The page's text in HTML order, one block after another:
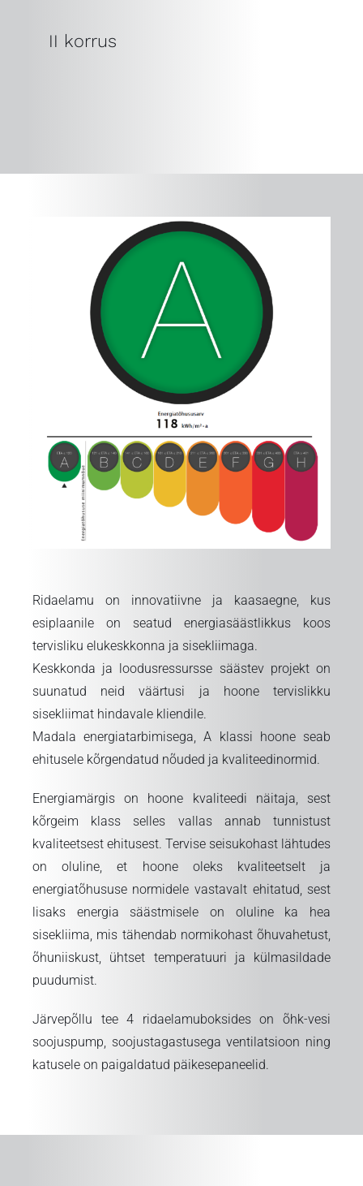
II korrus
Ridaelamu on innovatiivne ja kaasaegne, kus
esiplaanile on seatud energiasäästlikkus koos
tervisliku elukeskkonna ja sisekliimaga.
Keskkonda ja loodusressursse säästev projekt on
suunatud neid väärtusi ja hoone tervislikku
sisekliimat hindavale kliendile.
Madala energiatarbimisega, A klassi hoone seab
ehitusele kõrgendatud nõuded ja kvaliteedinormid.
Energiamärgis on hoone kvaliteedi näitaja, sest
kõrgeim klass selles vallas annab tunnistust
kvaliteetsest ehitusest. Tervise seisukohast lähtudes
on oluline, et hoone oleks kvaliteetselt ja
energiatõhususe normidele vastavalt ehitatud, sest
lisaks energia säästmisele on oluline ka hea
sisekliima, mis tähendab normikohast õhuvahetust,
õhuniiskust, ühtset temperatuuri ja külmasildade
puudumist.
Järvepõllu tee 4 ridaelamuboksides on õhk-vesi
soojuspump, soojustagastusega ventilatsioon ning
katusele on paigaldatud päikesepaneelid.